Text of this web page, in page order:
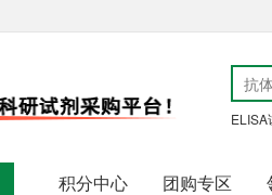
ELISA
积分中心 团购专区